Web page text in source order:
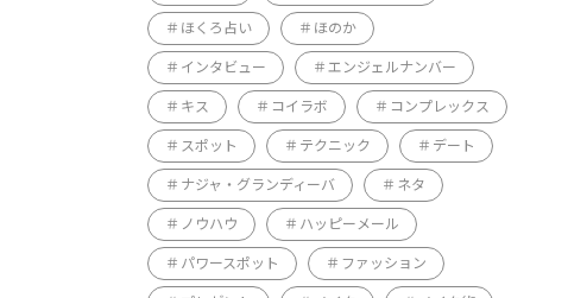
ほくろ占い ほのか
インタビュー エンジェルナンバー
キス コイラボ コンプレックス
スポット テクニック デート
ナジャ・グランディーバ ネタ
ノウハウ ハッピーメール
パワースポット ファッション